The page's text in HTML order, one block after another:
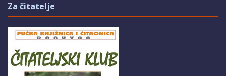
Za čitatelje